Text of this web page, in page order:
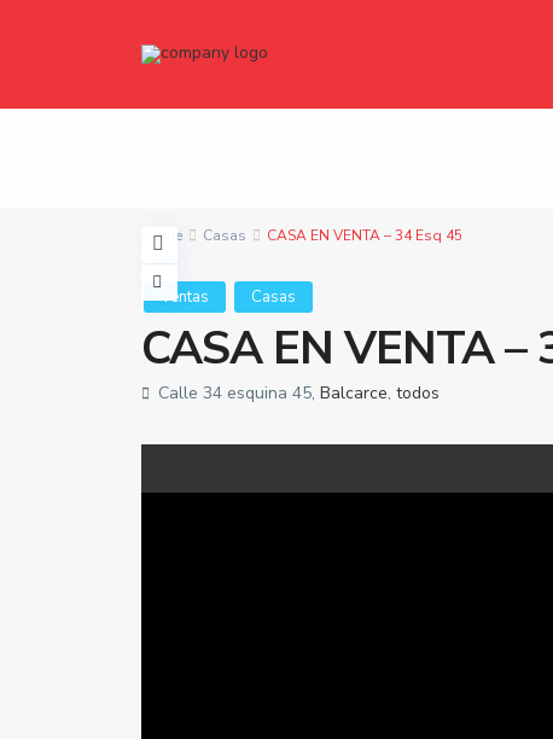
Home Casas CASA EN VENTA – 34 Esq 45
Ventas Casas
CASA EN VENTA –
Calle 34 esquina 45, Balcarce, todos